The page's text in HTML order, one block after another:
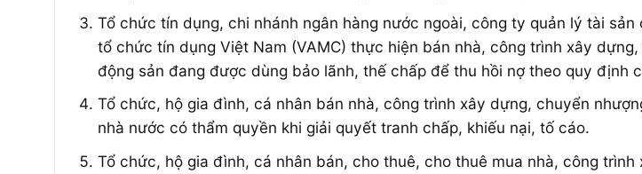
Tổ chức tín dụng, chi nhánh ngân hàng nước ngoài, công ty quản lý tài
tổ chức tín dụng Việt Nam (VAMC) thực hiện bán nhà, công trình xây
động sản đang được dùng bảo lãnh, thế chấp để thu hồi nợ theo quy định
Tổ chức, hộ gia đình, cá nhân bán nhà, công trình xây dựng, chuyển
nhà nước có thẩm quyền khi giải quyết tranh chấp, khiếu nại, tố cáo.
Tổ chức, hộ gia đình, cá nhân bán, cho thuê, cho thuê mua nhà, công